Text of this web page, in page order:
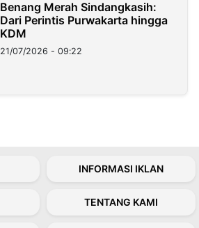
Benang Merah Sindangkasih:
Dari Perintis Purwakarta hingga
KDM
21/07/2026 - 09:22
INFORMASI IKLAN
TENTANG KAMI